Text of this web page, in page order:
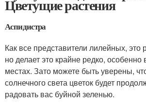
Цветущие растения
Аспидистра
Как все представители лилейных, это
но делает это крайне редко, особенно
местах. Зато можете быть уверены,
солнечного света цветок будет
радовать вас буйной зеленью.